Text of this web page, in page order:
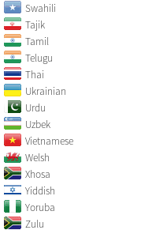
Swahili
Tajik
Tamil
Telugu
Thai
Ukrainian
Urdu
Uzbek
Vietnamese
Welsh
Xhosa
Yiddish
Yoruba
Zulu